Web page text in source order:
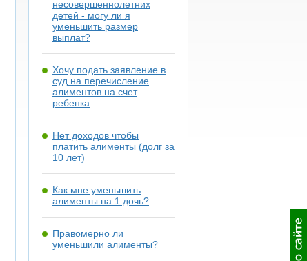
несовершеннолетних
детей - могу ли я
уменьшить размер
выплат?
Хочу подать заявление в
суд на перечисление
алиментов на счет
ребенка
Нет доходов чтобы
платить алименты (долг за
10 лет)
Как мне уменьшить
алименты на 1 дочь?
Правомерно ли
уменьшили алименты?